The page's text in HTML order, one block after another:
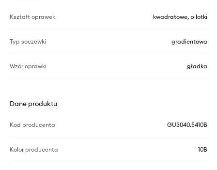
Kształt oprawek kwadratowe, pilotki
Typ soczewki gradientowa
Wzór oprawki gładka
Dane produktu
Kod producenta GU3040.5410B
Kolor producenta 10B